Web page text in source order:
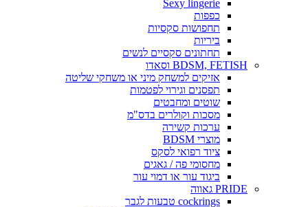
Sexy lingerie
כפפות
תחפושות סקסיות
ביריות
תחתונים סקסיים לנשים
BDSM, FETISH וסאדו
אזיקים למשחק מיני או משחקי שליטה
תפסנים וגירוי לפטמות
שוטים ומחבטים
מסכות וקולרים בדס"מ
ערכות קשירה
מוצרי BDSM
ציוד רפואי לסקס
מחסומי פה / גאגים
ביגוד עור או דמוי עור
PRIDE גאווה
cockrings טבעות לגבר